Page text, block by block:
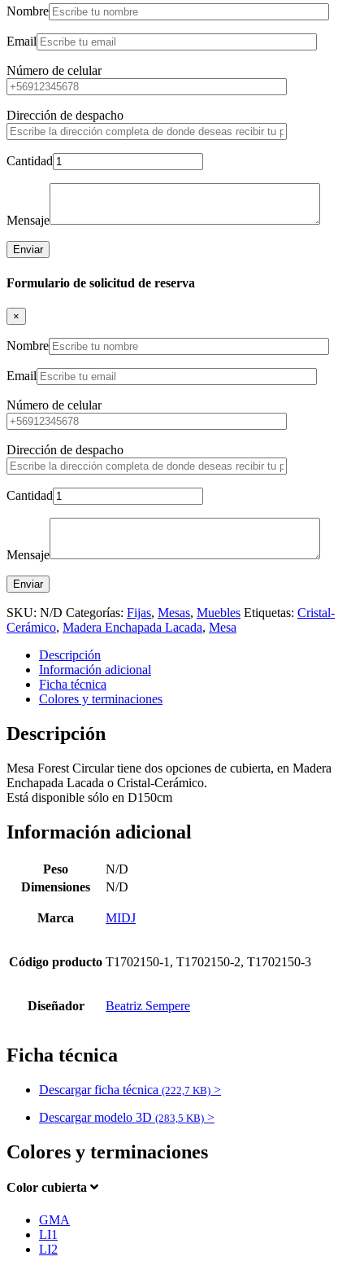
Nombre
Email
Número de celular
Dirección de despacho
Cantidad
Mensaje
Formulario de solicitud de reserva
×
Nombre
Email
Número de celular
Dirección de despacho
Cantidad
Mensaje
SKU: N/D Categorías: Fijas, Mesas, Muebles Etiquetas: Cristal-
Cerámico, Madera Enchapada Lacada, Mesa
Descripción
Información adicional
Ficha técnica
Colores y terminaciones
Descripción
Mesa Forest Circular tiene dos opciones de cubierta, en Madera
Enchapada Lacada o Cristal-Cerámico.
Está disponible sólo en D150cm
Información adicional
Peso
N/D
Dimensiones
N/D
Marca MIDJ
Código producto T1702150-1, T1702150-2, T1702150-3
Diseñador Beatriz Sempere
Ficha técnica
Descargar ficha técnica (222,7 KB) >
Descargar modelo 3D (283,5 KB) >
Colores y terminaciones
Color cubierta
GMA
LI1
LI2